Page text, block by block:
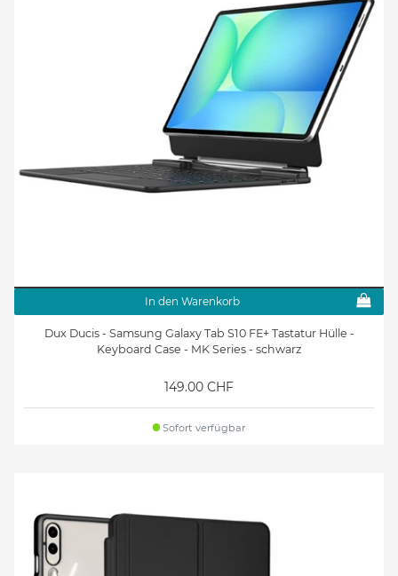
In den Warenkorb
Dux Ducis - Samsung Galaxy Tab S10 FE+ Tastatur Hülle -
Keyboard Case - MK Series - schwarz
149.00 CHF
Sofort verfügbar